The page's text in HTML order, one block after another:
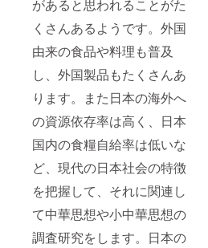
があると思われることがた
くさんあるようです。外国
由来の食品や料理も普及
し、外国製品もたくさんあ
ります。また日本の海外へ
の資源依存率は高く、日本
国内の食糧自給率は低いな
ど、現代の日本社会の特徴
を把握して、それに関連し
て中華思想や小中華思想の
調査研究をします。日本の